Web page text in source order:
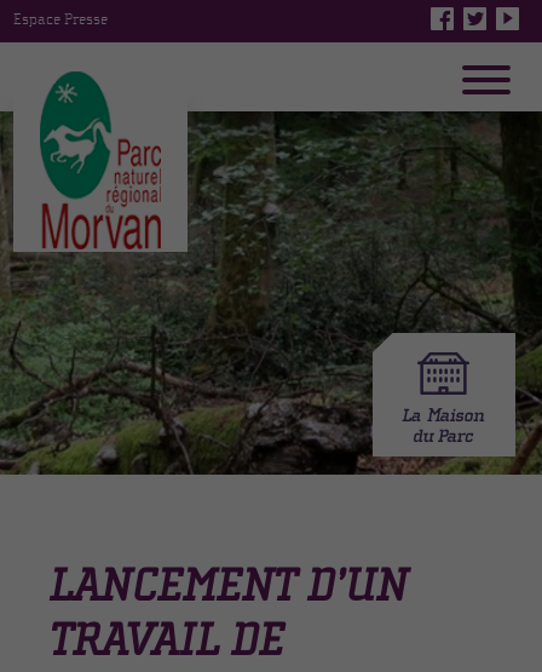
Espace Presse
LANCEMENT D’UN
TRAVAIL DE